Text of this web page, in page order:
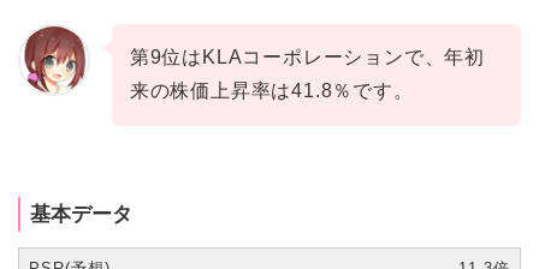
第9位はKLAコーポレーションで、年初
来の株価上昇率は41.8％です。
基本データ